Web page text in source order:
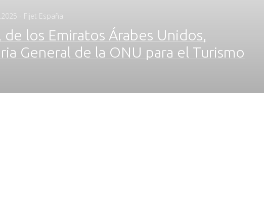
- Fijet España
de los Emiratos Árabes Unidos,
General de la ONU para el Turismo